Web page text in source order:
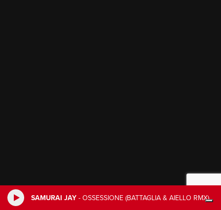
SAMURAI JAY - OSSESSIONE (BATTAGLIA & AIELLO RMX)